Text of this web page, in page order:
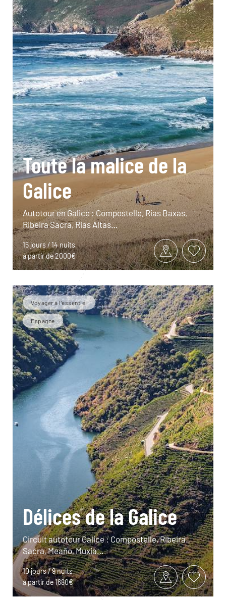
Toute la malice de la
Galice
Autotour en Galice : Compostelle, Rias Baxas,
Ribeira Sacra, Rias Altas…
15 jours / 14 nuits
à partir de 2000€
Voyager à l’essentiel
Espagne
Délices de la Galice
Circuit autotour Galice : Compostelle, Ribeira
Sacra, Meaño, Muxia…
10 jours / 9 nuits
à partir de 1680€